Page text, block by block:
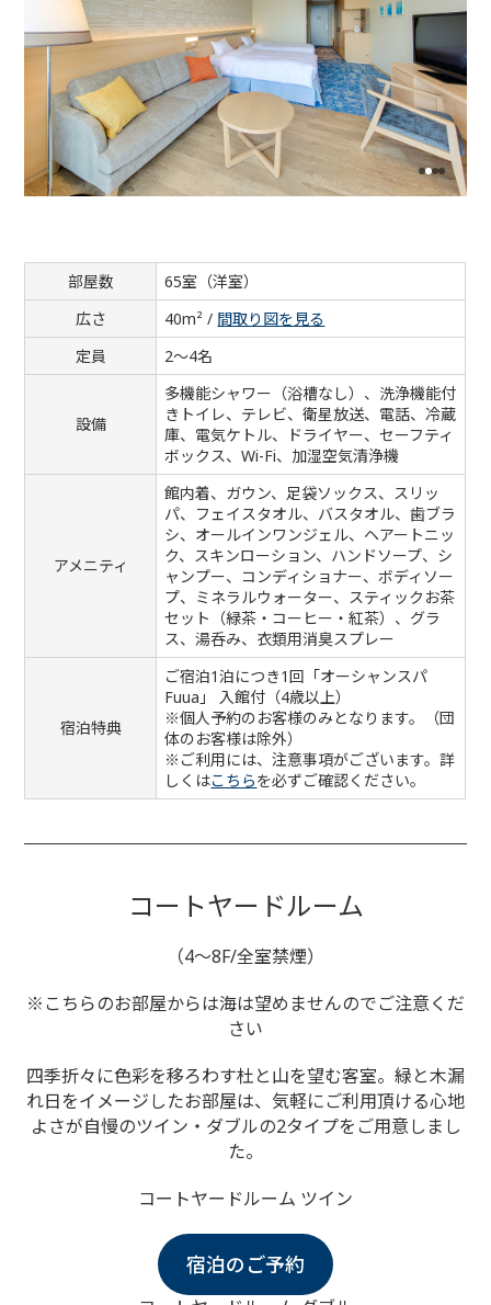
部屋数
65室（洋室）
広さ
40m² / 間取り図を見る
定員
2～4名
設備
多機能シャワー（浴槽なし）、洗浄機能付
きトイレ、テレビ、衛星放送、電話、冷蔵
庫、電気ケトル、ドライヤー、セーフティ
ボックス、Wi-Fi、加湿空気清浄機
アメニティ
館内着、ガウン、足袋ソックス、スリッ
パ、フェイスタオル、バスタオル、歯ブラ
シ、オールインワンジェル、ヘアートニッ
ク、スキンローション、ハンドソープ、シ
ャンプー、コンディショナー、ボディソー
プ、ミネラルウォーター、スティックお茶
セット（緑茶・コーヒー・紅茶）、グラ
ス、湯呑み、衣類用消臭スプレー
宿泊特典
ご宿泊1泊につき1回「オーシャンスパ
Fuua」 入館付（4歳以上）
※個人予約のお客様のみとなります。（団
体のお客様は除外）
※ご利用には、注意事項がございます。詳
しくはこちらを必ずご確認ください。
コートヤードルーム
（4～8F/全室禁煙）
※こちらのお部屋からは海は望めませんのでご注意くだ
さい
四季折々に色彩を移ろわす杜と山を望む客室。 緑と木漏
れ日をイメージしたお部屋は、 気軽にご利用頂ける心地
よさが自慢のツイン・ダブルの2タイプをご用意しまし
た。
コートヤードルーム ツイン
宿泊のご予約